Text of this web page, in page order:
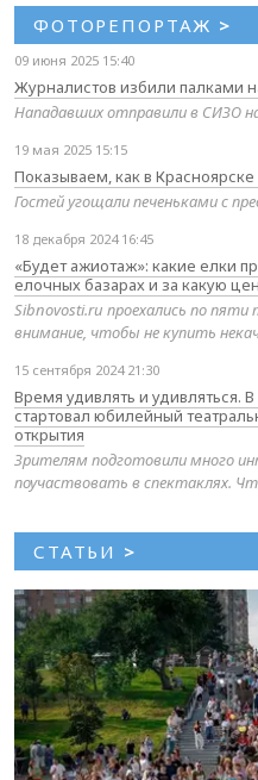
ФОТОРЕПОРТАЖ >
09 июня 2025 15:40
Журналистов избили палками
Нападавших отправили в СИЗО
19 мая 2025 15:15
Показываем, как в
Гостей угощали печеньками с
18 декабря 2024 16:45
«Будет ажиотаж»: какие елки
елочных базарах и за какую
Sibnovosti.ru проехались по
внимание, чтобы не купить
15 сентября 2024 21:30
Время удивлять и удивляться.
стартовал юбилейный
открытия
Зрителям подготовили много
поучаствовать в спектаклях.
СТАТЬИ >